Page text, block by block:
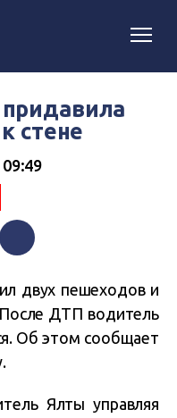
стене
двух пешеходов и
ДТП водитель
Об этом сообщает
Ялты управляя